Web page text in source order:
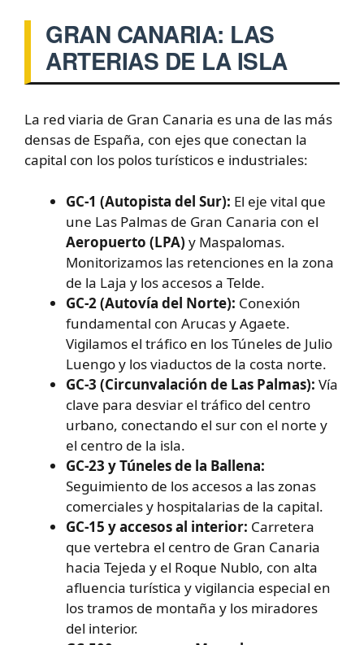
GRAN CANARIA: LAS
ARTERIAS DE LA ISLA
La red viaria de Gran Canaria es una de las más
densas de España, con ejes que conectan la
capital con los polos turísticos e industriales:
GC-1 (Autopista del Sur): El eje vital que
une Las Palmas de Gran Canaria con el
Aeropuerto (LPA) y Maspalomas.
Monitorizamos las retenciones en la zona
de la Laja y los accesos a Telde.
GC-2 (Autovía del Norte): Conexión
fundamental con Arucas y Agaete.
Vigilamos el tráfico en los Túneles de Julio
Luengo y los viaductos de la costa norte.
GC-3 (Circunvalación de Las Palmas): Vía
clave para desviar el tráfico del centro
urbano, conectando el sur con el norte y
el centro de la isla.
GC-23 y Túneles de la Ballena:
Seguimiento de los accesos a las zonas
comerciales y hospitalarias de la capital.
GC-15 y accesos al interior: Carretera
que vertebra el centro de Gran Canaria
hacia Tejeda y el Roque Nublo, con alta
afluencia turística y vigilancia especial en
los tramos de montaña y los miradores
del interior.